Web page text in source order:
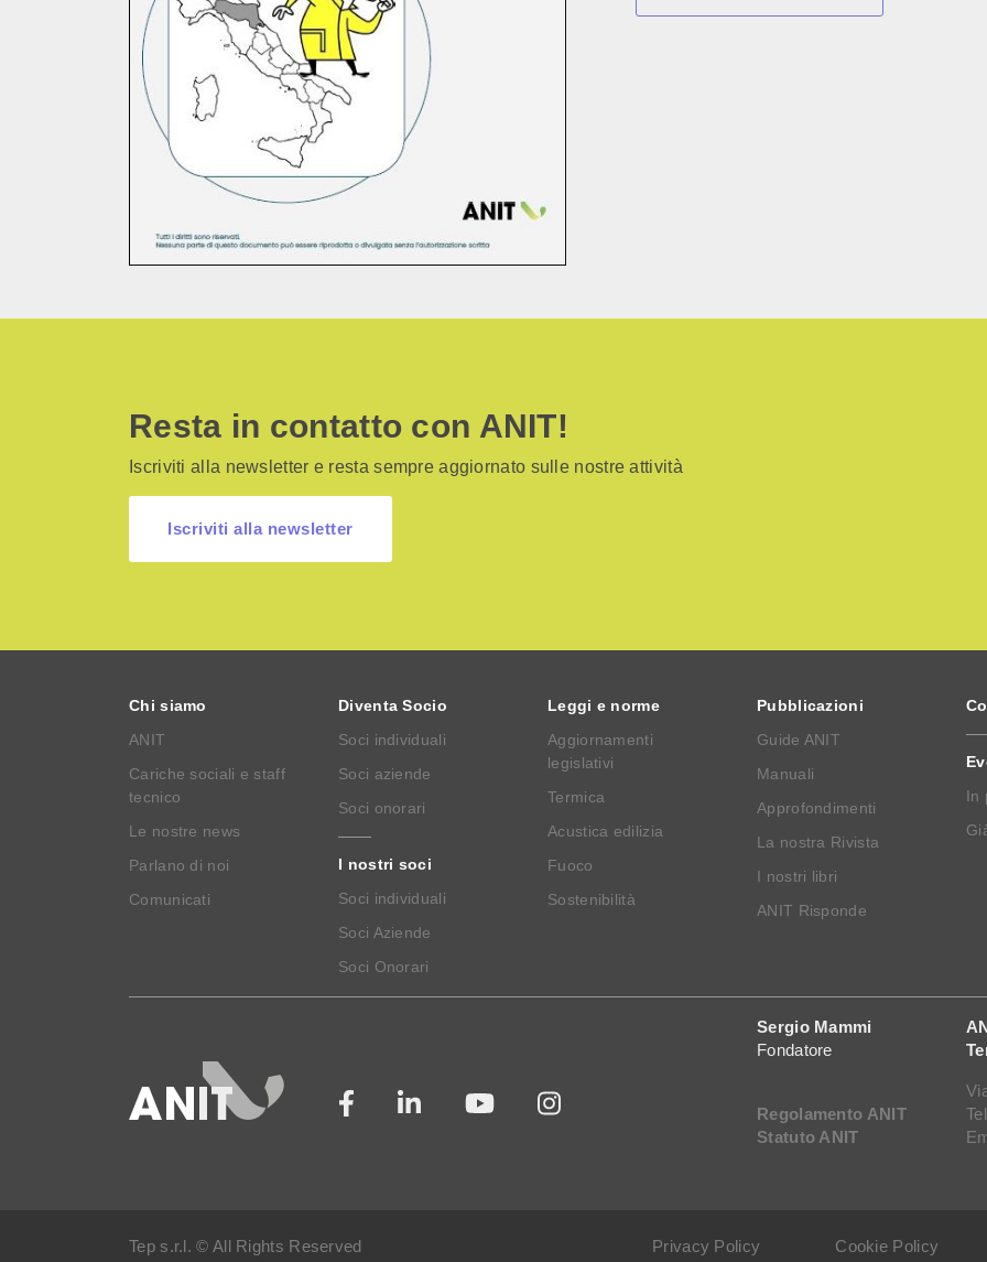
Resta in contatto con ANIT!
Iscriviti alla newsletter e resta sempre aggiornato sulle nostre attività
Iscriviti alla newsletter
Chi siamo
ANIT
Cariche sociali e staff
tecnico
Le nostre news
Parlano di noi
Comunicati
Diventa Socio
Soci individuali
Soci aziende
Soci onorari
I nostri soci
Soci individuali
Soci Aziende
Soci Onorari
Leggi e norme
Aggiornamenti
legislativi
Termica
Acustica edilizia
Fuoco
Sostenibilità
Pubblicazioni
Guide ANIT
Manuali
Approfondimenti
La nostra Rivista
I nostri libri
ANIT Risponde
In
Sergio Mammi
Fondatore
Regolamento ANIT
Statuto ANIT
Tep s.r.l. © All Rights Reserved Privacy Policy Cookie Policy